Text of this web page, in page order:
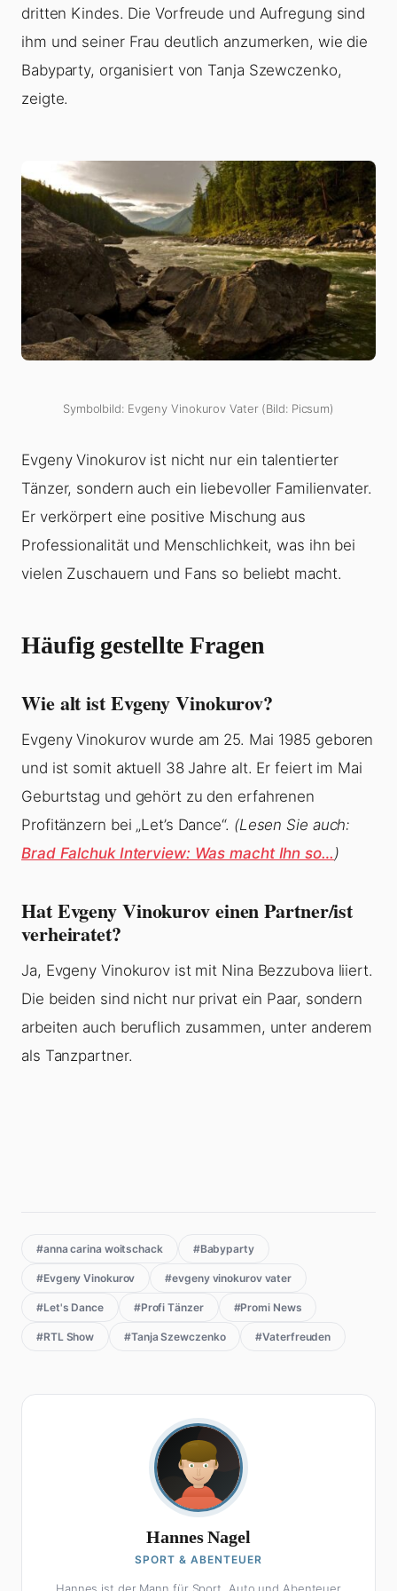
dritten Kindes. Die Vorfreude und Aufregung sind
ihm und seiner Frau deutlich anzumerken, wie die
Babyparty, organisiert von Tanja Szewczenko,
zeigte.
Symbolbild: Evgeny Vinokurov Vater (Bild: Picsum)
Evgeny Vinokurov ist nicht nur ein talentierter
Tänzer, sondern auch ein liebevoller Familienvater.
Er verkörpert eine positive Mischung aus
Professionalität und Menschlichkeit, was ihn bei
vielen Zuschauern und Fans so beliebt macht.
Häufig gestellte Fragen
Wie alt ist Evgeny Vinokurov?
Evgeny Vinokurov wurde am 25. Mai 1985 geboren
und ist somit aktuell 38 Jahre alt. Er feiert im Mai
Geburtstag und gehört zu den erfahrenen
Profitänzern bei „Let’s Dance“. (Lesen Sie auch:
Brad Falchuk Interview: Was macht Ihn so…)
Hat Evgeny Vinokurov einen Partner/ist
verheiratet?
Ja, Evgeny Vinokurov ist mit Nina Bezzubova liiert.
Die beiden sind nicht nur privat ein Paar, sondern
arbeiten auch beruflich zusammen, unter anderem
als Tanzpartner.
#anna carina woitschack #Babyparty
#Evgeny Vinokurov #evgeny vinokurov vater
#Let's Dance #Profi Tänzer #Promi News
#RTL Show #Tanja Szewczenko #Vaterfreuden
Hannes Nagel
SPORT & ABENTEUER